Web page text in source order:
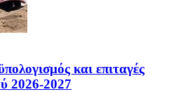
και επιταγές
2026-2027